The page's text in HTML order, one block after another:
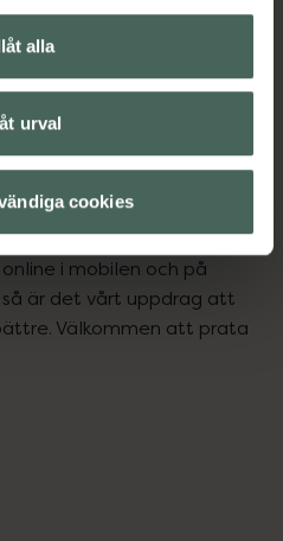
alla
urval
cookies
dig. Du hittar oss från Skåne i
i mobilen och på
är det vårt uppdrag att
Välkommen att prata